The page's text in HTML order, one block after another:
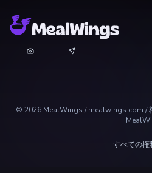
© 2026 MealWings / mealwings.com /
すべての権